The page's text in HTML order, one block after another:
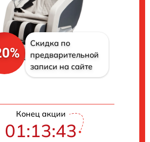
Скидка по
предварительной
записи на сайте
Конец акции
01:13:42